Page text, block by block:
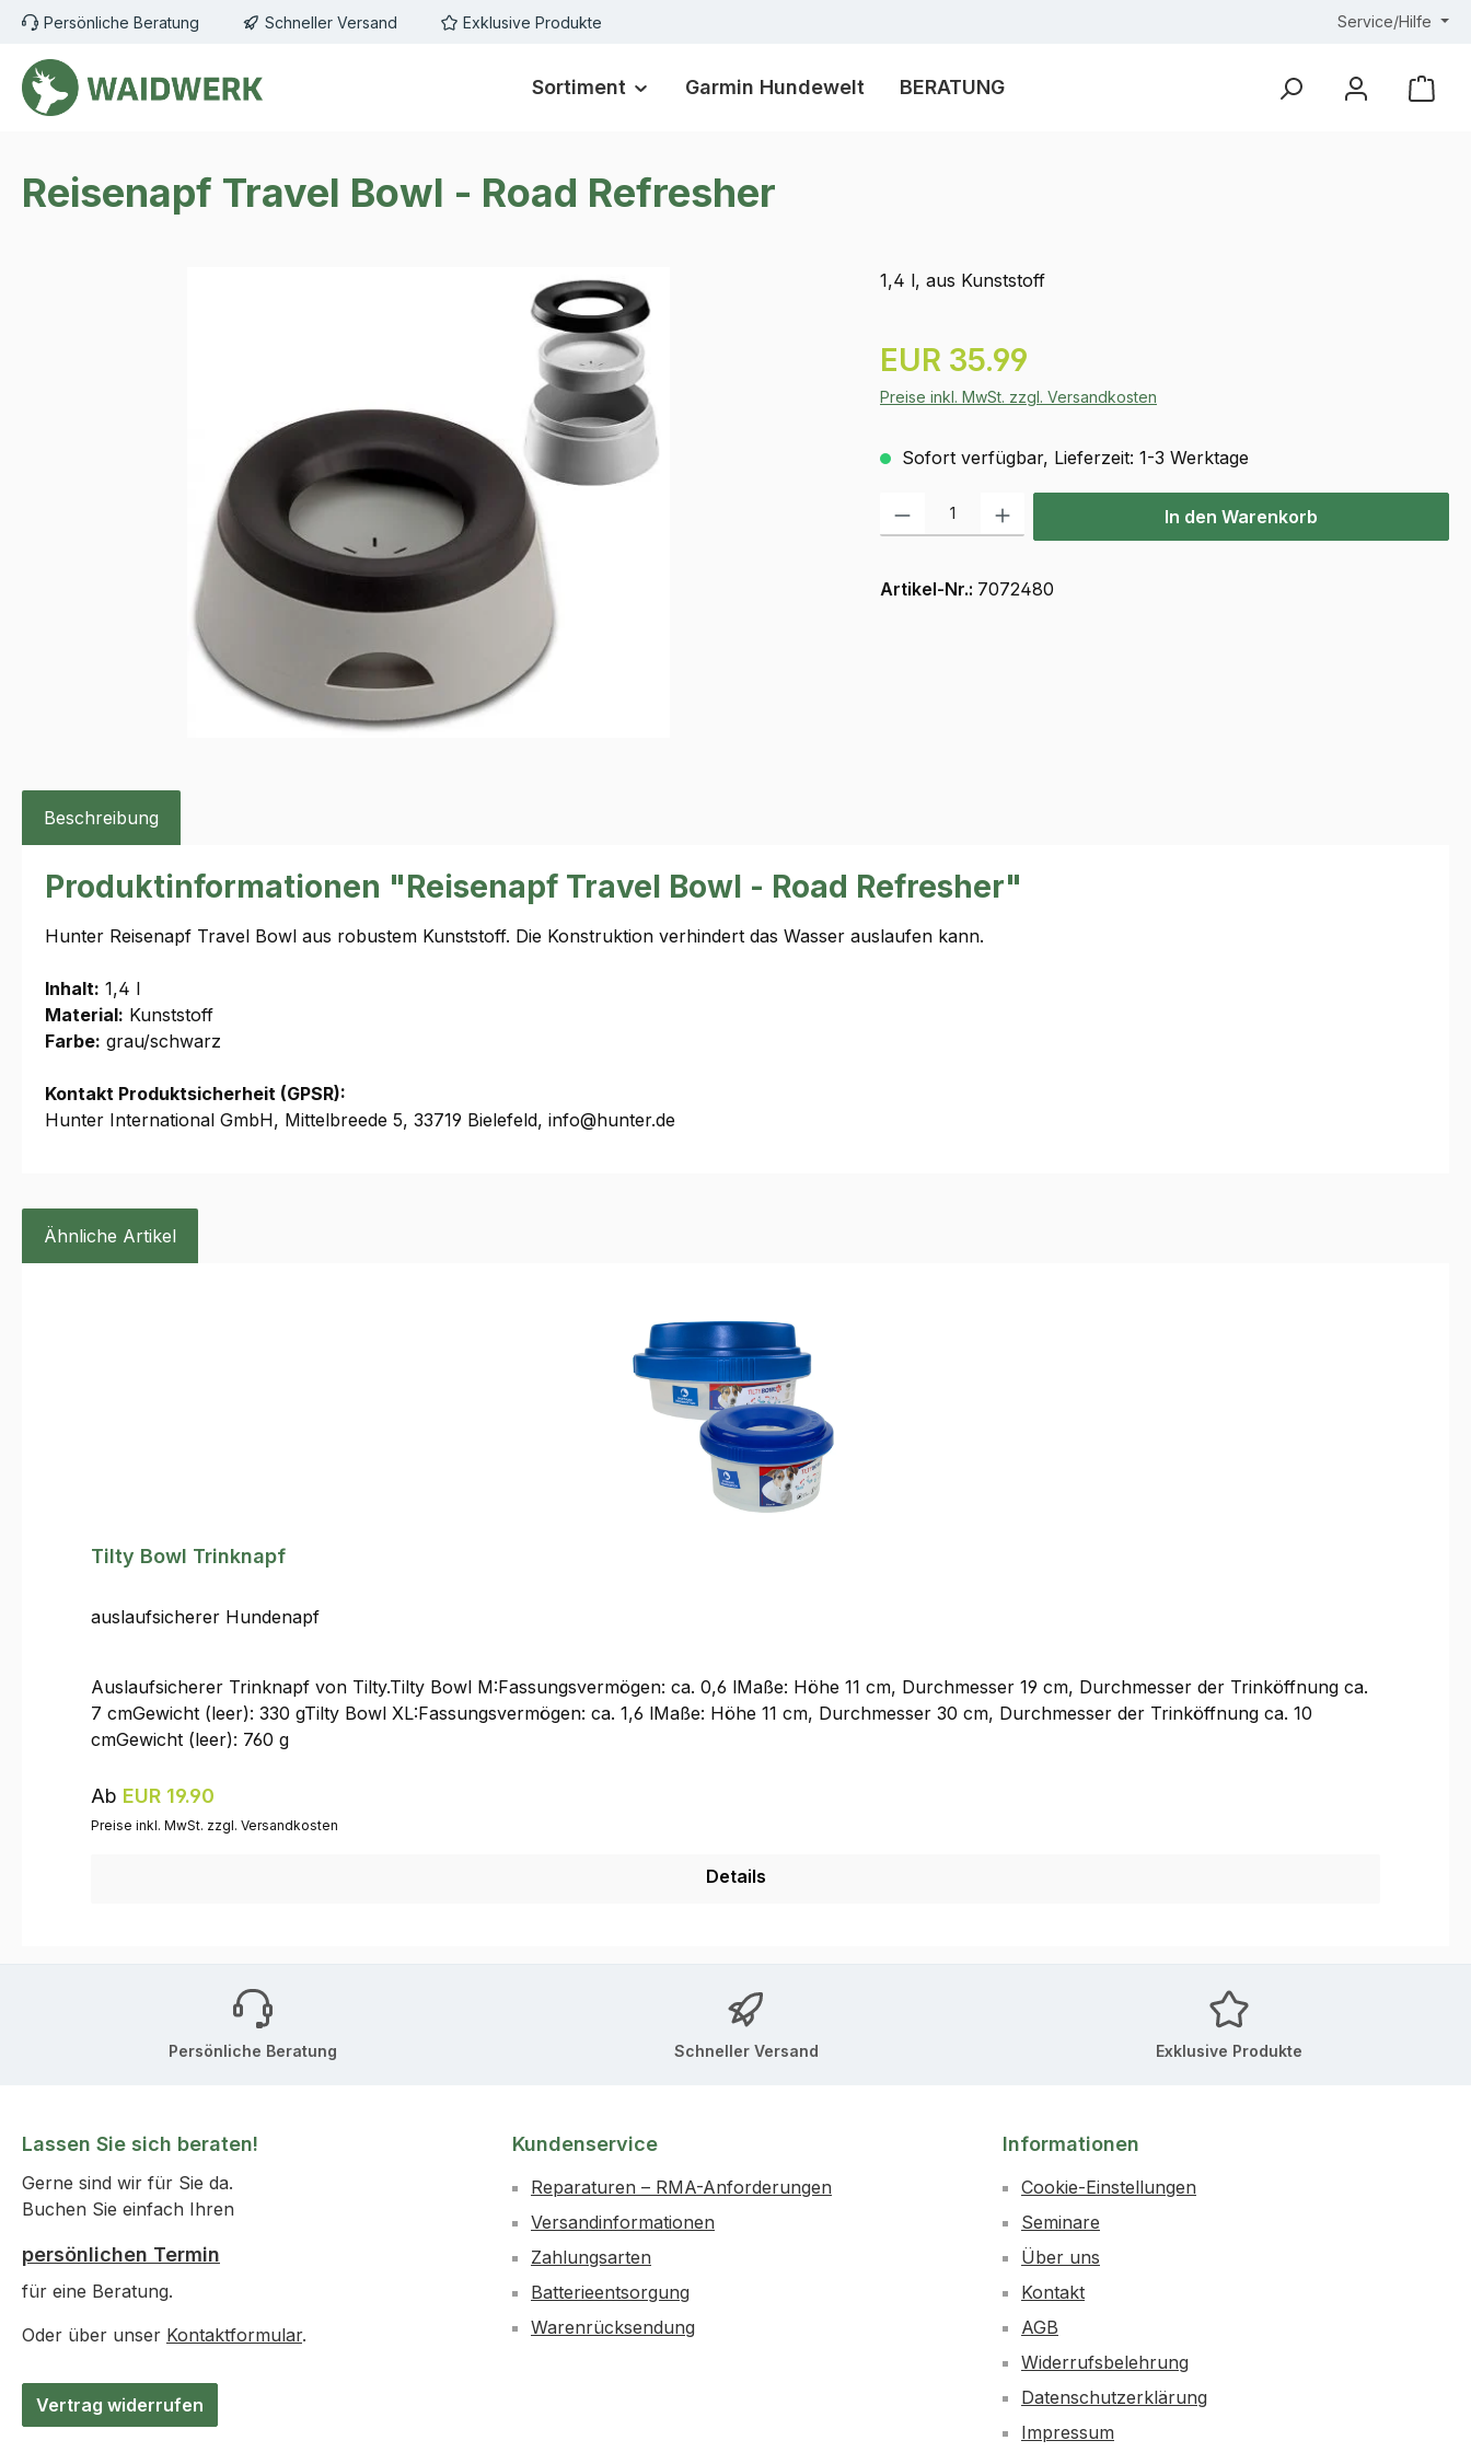
Hauptinhalt springen
Zur Suche springen
Zur Hauptnavigation springen
Persönliche Beratung Schneller Versand Exklusive Produkte Service/Hilfe
Sortiment Garmin Hundewelt BERATUNG
Reisenapf Travel Bowl - Road Refresher
1,4 l, aus Kunststoff
Regulärer Preis:
EUR 35.99
Preise inkl. MwSt. zzgl. Versandkosten
Sofort verfügbar, Lieferzeit: 1-3 Werktage
Produkt Anzahl: Gib den gewünschten Wert ein oder benutze die Schaltflächen
In den Warenkorb
Artikel-Nr.: 7072480
Beschreibung
Produktinformationen "Reisenapf Travel Bowl - Road Refresher"
Hunter Reisenapf Travel Bowl aus robustem Kunststoff. Die Konstruktion verhindert das Wasser auslaufen kann.
Inhalt: 1,4 l
Material: Kunststoff
Farbe: grau/schwarz
Kontakt Produktsicherheit (GPSR):
Hunter International GmbH, Mittelbreede 5, 33719 Bielefeld, info@hunter.de
Ähnliche Artikel
Tilty Bowl Trinknapf
auslaufsicherer Hundenapf
Auslaufsicherer Trinknapf von Tilty.Tilty Bowl M:Fassungsvermögen: ca. 0,6 lMaße: Höhe 11 cm, Durchmesser 19 cm, Durchmesser der Trinköffnung ca.
7 cmGewicht (leer): 330 gTilty Bowl XL:Fassungsvermögen: ca. 1,6 lMaße: Höhe 11 cm, Durchmesser 30 cm, Durchmesser der Trinköffnung ca. 10
cmGewicht (leer): 760 g
Regulärer Preis:
Ab EUR 19.90
Preise inkl. MwSt. zzgl. Versandkosten
Details
Persönliche Beratung Schneller Versand Exklusive Produkte
Lassen Sie sich beraten!
Gerne sind wir für Sie da.
Buchen Sie einfach Ihren
persönlichen Termin
für eine Beratung.
Oder über unser Kontaktformular.
Vertrag widerrufen
Kundenservice
Reparaturen – RMA-Anforderungen
Versandinformationen
Zahlungsarten
Batterieentsorgung
Warenrücksendung
Informationen
Cookie-Einstellungen
Seminare
Über uns
Kontakt
AGB
Widerrufsbelehrung
Datenschutzerklärung
Impressum